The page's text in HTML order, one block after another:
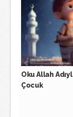
Oku Allah
Çocuk